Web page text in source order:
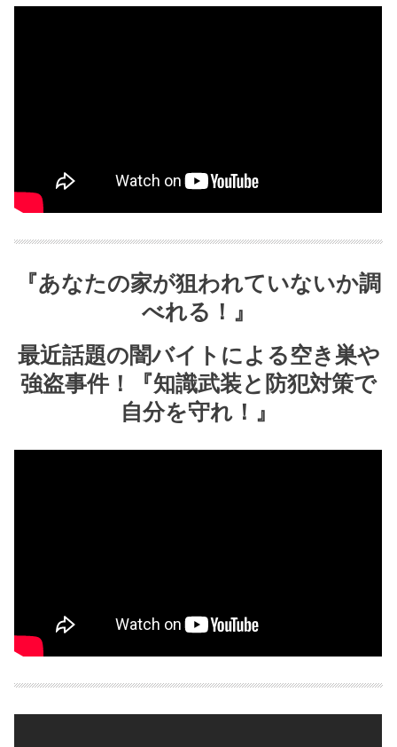
『あなたの家が狙われていないか調
べれる！』
最近話題の闇バイトによる空き巣や
強盗事件！『知識武装と防犯対策で
自分を守れ！』